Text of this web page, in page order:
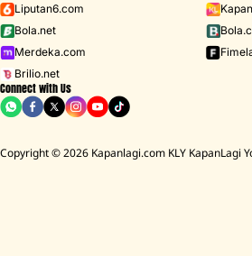
Iklan - Scroll ke bawah untuk
Liputan6.com
Bola.net
Merdeka.com
Brilio.net
Connect with Us
Copyright © 2026 Kapanlagi.com KLY KapanLagi
D ACADEMY 8 Raisa
Home Showbiz Selebriti Karina